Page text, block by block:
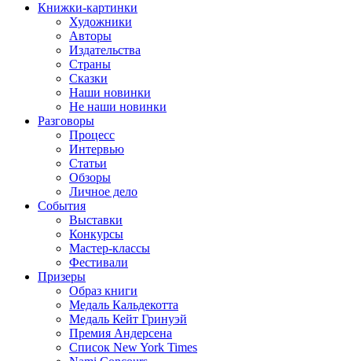
Книжки-картинки
Художники
Авторы
Издательства
Страны
Сказки
Наши новинки
Не наши новинки
Разговоры
Процесс
Интервью
Статьи
Обзоры
Личное дело
События
Выставки
Конкурсы
Мастер-классы
Фестивали
Призеры
Образ книги
Медаль Кальдекотта
Медаль Кейт Гринуэй
Премия Андерсена
Список New York Times